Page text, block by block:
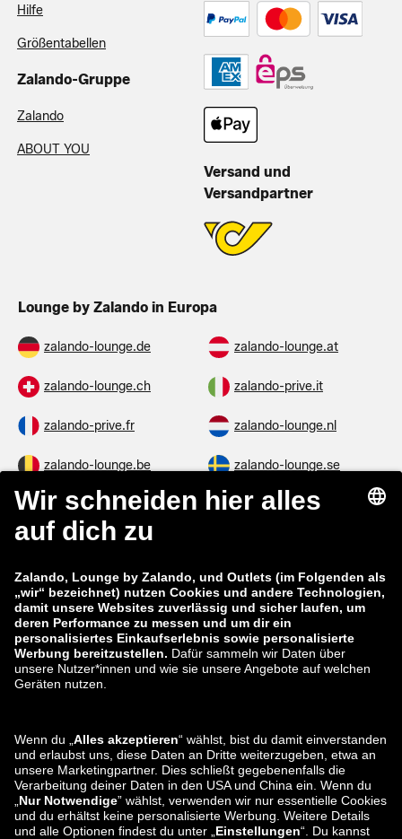
Hilfe
Größentabellen
Zalando-Gruppe
Zalando
ABOUT YOU
Versand und
Versandpartner
Lounge by Zalando in Europa
zalando-lounge.de zalando-lounge.at
zalando-lounge.ch zalando-prive.it
zalando-prive.fr zalando-lounge.nl
zalando-lounge.be zalando-lounge.se
zalando-lounge.fi zalando-lounge.dk
zalando-lounge.co.uk
zalando-prive.es zalando-lounge.cz
zalando-lounge.lt zalando-lounge.sk
zalando-lounge.ro zalando-lounge.hr
zalando-lounge.lu zalando-lounge.ee
zalando-lounge.lv zalando-lounge.no